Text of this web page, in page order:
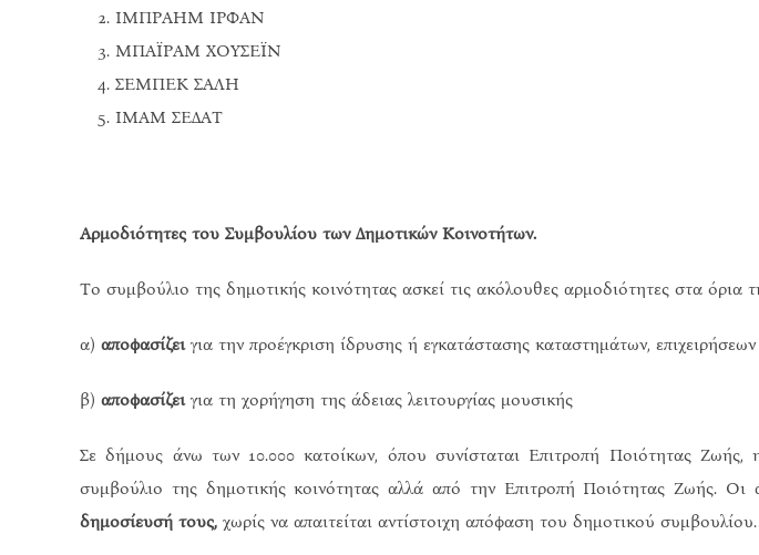
ΙΜΠΡΑΗΜ ΙΡΦΑΝ
ΜΠΑΪΡΑΜ ΧΟΥΣΕΪΝ
ΣΕΜΠΕΚ ΣΑΛΗ
ΙΜΑΜ ΣΕΔΑΤ
Αρμοδιότητες του Συμβουλίου των Δημοτικών Κοινοτήτων.
Το συμβούλιο της δημοτικής κοινότητας ασκεί τις ακόλουθες αρμοδιότητες στα όρια
α) αποφασίζειγια την προέγκριση ίδρυσης ή εγκατάστασης καταστημάτων,
β) αποφασίζειγια τη χορήγηση της άδειας λειτουργίας μουσικής
Σε δήμους άνω των 10.000 κατοίκων, όπου συνίσταται Επιτροπή Ποιότητας Ζωής,
συμβούλιο της δημοτικής κοινότητας αλλά από την Επιτροπή Ποιότητας Ζωής. Οι
δημοσίευσή τους, χωρίς να απαιτείται αντίστοιχη απόφαση του δημοτικού συμβουλίου.